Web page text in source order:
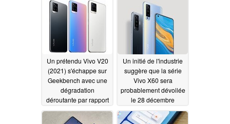
Un prétendu Vivo V20
(2021) s'échappe sur
Geekbench avec une
dégradation
déroutante par rapport
à sa génération
précédente
Un initié de l'industrie
suggère que la série
Vivo X60 sera
probablement dévoilée
le 28 décembre
12/10/2020